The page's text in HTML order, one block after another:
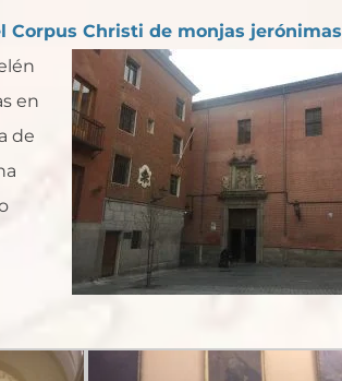
Corpus Christi de monjas jerónimas
en
de